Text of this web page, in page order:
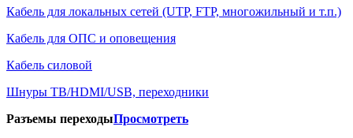
Кабель для локальных сетей (UTP, FTP, многожильный и т.п.)
Кабель для ОПС и оповещения
Кабель силовой
Шнуры ТВ/HDMI/USB, переходники
Разъемы переходыПросмотреть